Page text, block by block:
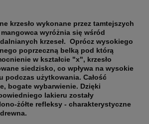
krzesło wykonane przez tamtejszych
wyróżnia się wśród
krzeseł. Oprócz wysokiego
poprzeczną belką pod którą
w kształcie "x", krzesło
siedzisko, co wpływa na wysokie
podczas użytkowania. Całość
bogate wybarwienie. Dzięki
lakieru zostały
żółte refleksy - charakterystyczne